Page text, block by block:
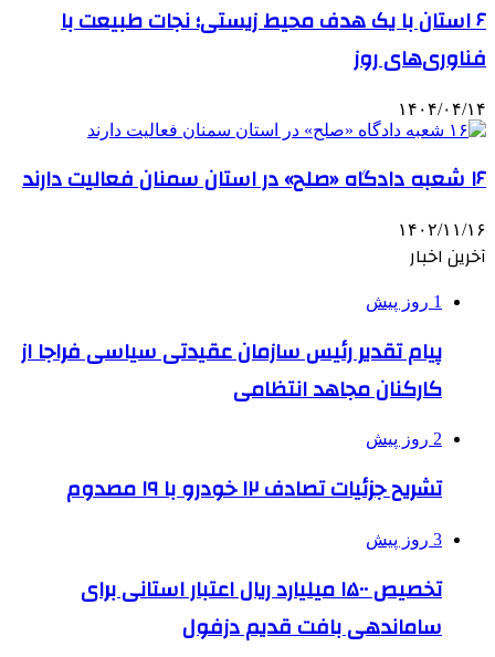
۶ استان با یک هدف محیط زیستی؛ نجات طبیعت با
فناوری‌های روز
۱۴۰۴/۰۴/۱۴
۱۶ شعبه دادگاه «صلح» در استان سمنان فعالیت دارند
۱۴۰۲/۱۱/۱۶
آخرین اخبار
1 روز پیش
پیام تقدیر رئیس سازمان عقیدتی سیاسی فراجا از
کارکنان مجاهد انتظامی
2 روز پیش
تشریح جزئیات تصادف ۱۲ خودرو با ۱۹ مصدوم
3 روز پیش
تخصیص ۱۵۰۰ میلیارد ریال اعتبار استانی برای
ساماندهی بافت قدیم دزفول